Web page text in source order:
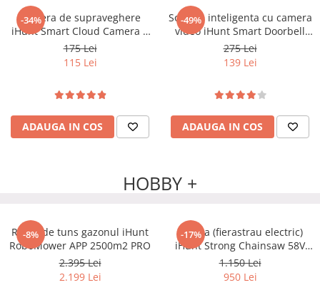
-34%
Camera de supraveghere
iHunt Smart Cloud Camera 6
PTZ PRO
175 Lei
115 Lei
ADAUGA IN COS
-49%
Sonerie inteligenta cu camera
video iHunt Smart Doorbell
WIFI Alb
275 Lei
139 Lei
ADAUGA IN COS
HOBBY +
-8%
Robot de tuns gazonul iHunt
RoboMower APP 2500m2 PRO
2.395 Lei
2.199 Lei
-17%
Drujba (fierastrau electric)
iHunt Strong Chainsaw 58V
Power
1.150 Lei
950 Lei